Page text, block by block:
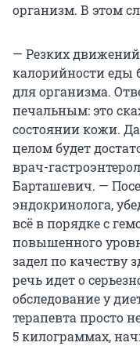
организм. В этом
— Резких
калорийности еды
для организма.
печальным: это
состоянии кожи.
целом будет
врач-
Барташевич. —
эндокринолога,
всё в порядке с
повышенного
задел по качеству
речь идет о
обследование у
терапевта просто
5 килограммах,